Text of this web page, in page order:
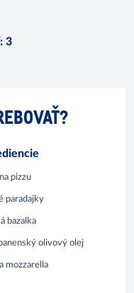
: 3
pizzu
paradajky
bazalka
olivový olej
mozzarella